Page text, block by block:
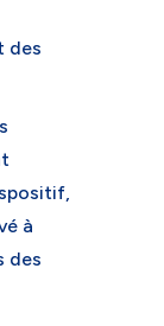
des
à
des